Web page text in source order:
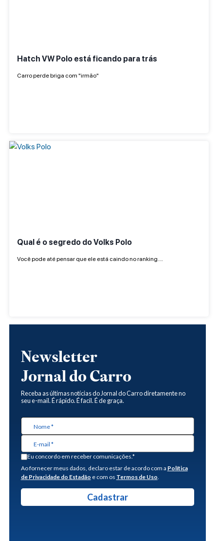
Hatch VW Polo está ficando para trás
Carro perde briga com "irmão"
Qual é o segredo do Volks Polo
Você pode até pensar que ele está caindo no ranking.…
Newsletter
Jornal do Carro
Receba as últimas notícias do Jornal do Carro diretamente no
seu e-mail. É rápido. É facil. É de graça.
Eu concordo em receber comunicações.*
Ao fornecer meus dados, declaro estar de acordo com a Política
de Privacidade do Estadão e com os Termos de Uso.